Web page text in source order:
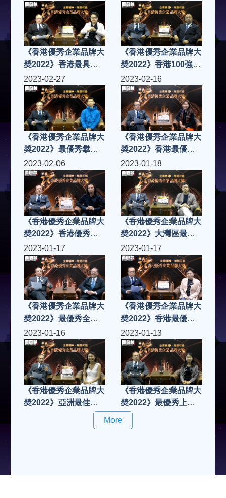
《香港優秀企業品牌大
奬2022》香港最具實
力品牌金獎
《香港優秀企業品牌大
奬2022》香港100強企
業專科教育金獎
2023-02-27
《香港優秀企業品牌大
奬2022》最優秀攀石
培訓機構金獎
2023-02-16
《香港優秀企業品牌大
奬2022》香港最優秀
女企業家鑽石獎
2023-02-06
《香港優秀企業品牌大
奬2022》香港優秀企
業品牌白金獎
2023-01-18
《香港優秀企業品牌大
奬2022》大灣區最佳
企業顧問白金獎
2023-01-17
《香港優秀企業品牌大
奬2022》最優秀全方
位律師事務所白金獎
2023-01-17
《香港優秀企業品牌大
奬2022》香港最優秀
功能內衣金獎
2023-01-16
《香港優秀企業品牌大
奬2022》亞洲最佳企
2023-01-13
《香港優秀企業品牌大
奬2022》最優秀上市
服務策劃金奬
More